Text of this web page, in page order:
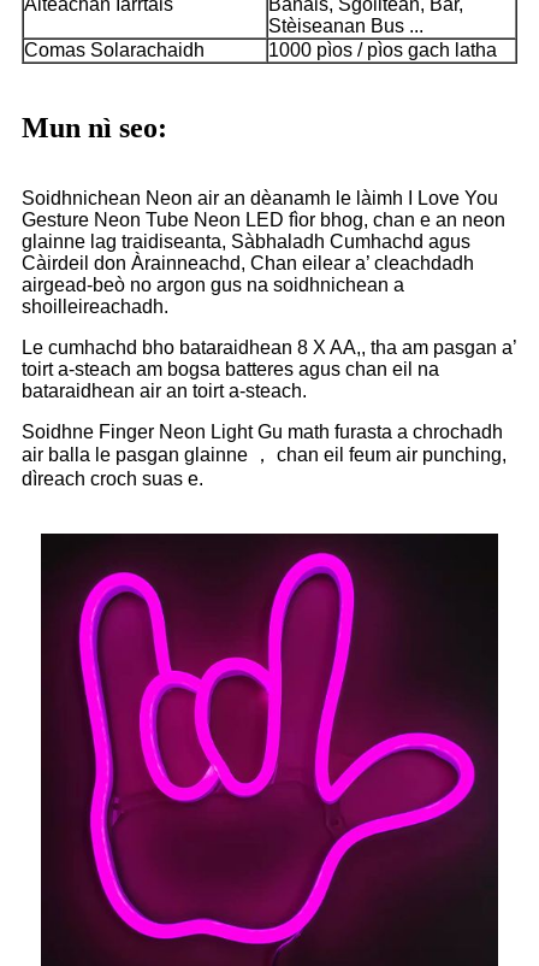
Àiteachan Iarrtais
Banais, Sgoiltean, Bàr,
Stèiseanan Bus ...
Comas Solarachaidh
1000 pìos / pìos gach latha
Mun nì seo:
Soidhnichean Neon air an dèanamh le làimh I Love You
Gesture Neon Tube Neon LED fìor bhog, chan e an neon
glainne lag traidiseanta, Sàbhaladh Cumhachd agus
Càirdeil don Àrainneachd, Chan eilear a’ cleachdadh
airgead-beò no argon gus na soidhnichean a
shoilleireachadh.
Le cumhachd bho bataraidhean 8 X AA,, tha am pasgan a’
toirt a-steach am bogsa batteres agus chan eil na
bataraidhean air an toirt a-steach.
Soidhne Finger Neon Light Gu math furasta a chrochadh
air balla le pasgan glainne ， chan eil feum air punching,
dìreach croch suas e.